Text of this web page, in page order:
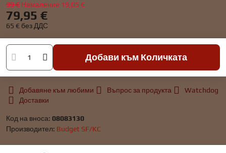
99 € Намаление 19,05 €
79,95 €
65 € без ДДС
Добави към Количката
Добавяне към любими Въпрос за продукта
Watchdog
Доставки
Код на вноса: 08083130
Производител: Budget SF/KC